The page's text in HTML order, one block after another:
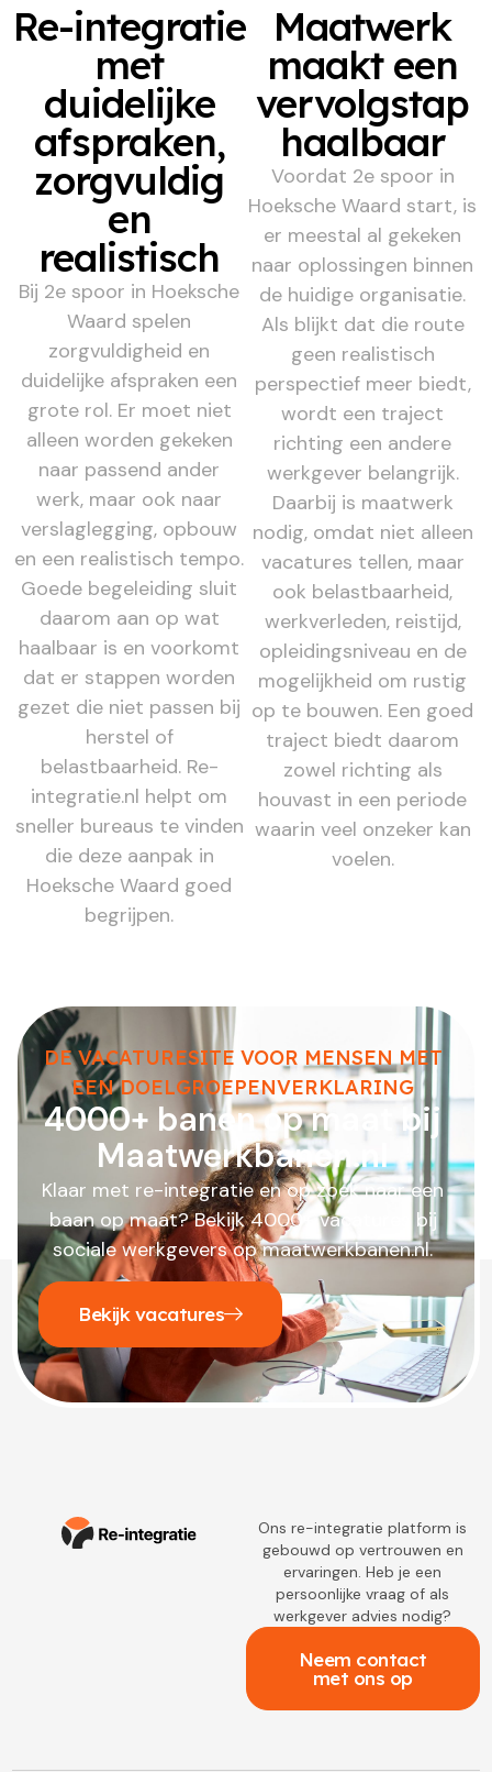
Re-integratie
met
duidelijke
afspraken,
zorgvuldig
en
realistisch
Bij 2e spoor in Hoeksche
Waard spelen
zorgvuldigheid en
duidelijke afspraken een
grote rol. Er moet niet
alleen worden gekeken
naar passend ander
werk, maar ook naar
verslaglegging, opbouw
en een realistisch tempo.
Goede begeleiding sluit
daarom aan op wat
haalbaar is en voorkomt
dat er stappen worden
gezet die niet passen bij
herstel of
belastbaarheid. Re-
integratie.nl helpt om
sneller bureaus te vinden
die deze aanpak in
Hoeksche Waard goed
begrijpen.
Maatwerk
maakt een
vervolgstap
haalbaar
Voordat 2e spoor in
Hoeksche Waard start, is
er meestal al gekeken
naar oplossingen binnen
de huidige organisatie.
Als blijkt dat die route
geen realistisch
perspectief meer biedt,
wordt een traject
richting een andere
werkgever belangrijk.
Daarbij is maatwerk
nodig, omdat niet alleen
vacatures tellen, maar
ook belastbaarheid,
werkverleden, reistijd,
opleidingsniveau en de
mogelijkheid om rustig
op te bouwen. Een goed
traject biedt daarom
zowel richting als
houvast in een periode
waarin veel onzeker kan
voelen.
DE VACATURESITE VOOR MENSEN MET
EEN DOELGROEPENVERKLARING
4000+ banen op maat bij
Maatwerkbanen.nl
Klaar met re-integratie en op zoek naar een
baan op maat? Bekijk 4000+ vacatures bij
sociale werkgevers op maatwerkbanen.nl.
Bekijk vacatures
Ons re-integratie platform is
gebouwd op vertrouwen en
ervaringen. Heb je een
persoonlijke vraag of als
werkgever advies nodig?
Neem contact
met ons op